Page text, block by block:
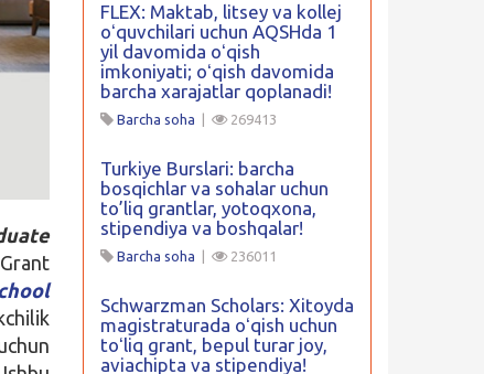
FLEX: Maktab, litsey va kollej
oʻquvchilari uchun AQSHda 1
yil davomida oʻqish
imkoniyati; oʻqish davomida
barcha xarajatlar qoplanadi!
Barcha soha 269413
Turkiye Burslari: barcha
bosqichlar va sohalar uchun
to’liq grantlar, yotoqxona,
stipendiya va boshqalar!
Barcha soha 236011
Schwarzman Scholars: Xitoyda
magistraturada oʻqish uchun
toʻliq grant, bepul turar joy,
aviachipta va stipendiya!